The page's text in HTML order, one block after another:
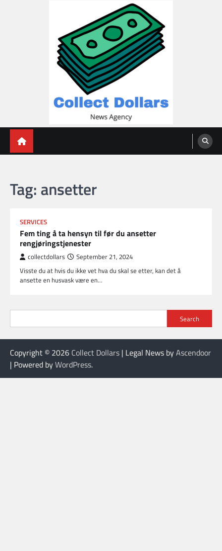
Tag: ansetter
SERVICES
Fem ting å ta hensyn til før du ansetter
rengjøringstjenester
collectdollars September 21, 2024
Visste du at hvis du ikke vet hva du skal se etter, kan det å
ansette en husvask være en…
Search
Copyright © 2026 Collect Dollars | Legal News byAscendoor
| Powered byWordPress.